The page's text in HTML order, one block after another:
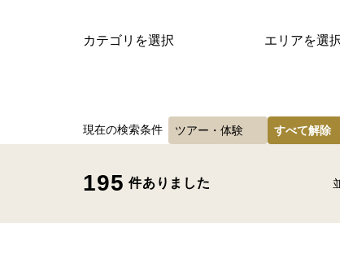
カテゴリを選択 エリアを選
現在の検索条件 ツアー・体験 すべて解除
195 件ありました